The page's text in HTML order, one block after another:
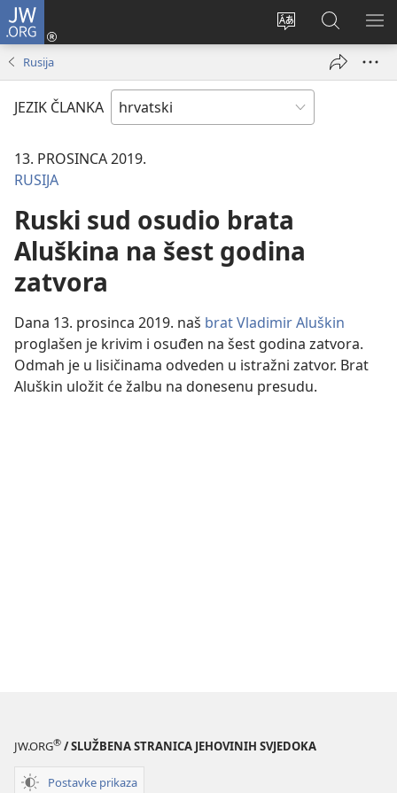
JW.ORG
Promijeni
Prijava
(otvara
prozor)
JW.ORG
|
Pretraga
Rusija
JEZIK ČLANKA
13. PROSINCA 2019.
RUSIJA
Ruski sud osudio brata
Aluškina na šest godina
zatvora
Dana 13. prosinca 2019. naš brat Vladimir Aluškin
proglašen je krivim i osuđen na šest godina zatvora.
Odmah je u lisičinama odveden u istražni zatvor. Brat
Aluškin uložit će žalbu na donesenu presudu.
JW.ORG® / SLUŽBENA STRANICA JEHOVINIH SVJEDOKA
Postavke prikaza